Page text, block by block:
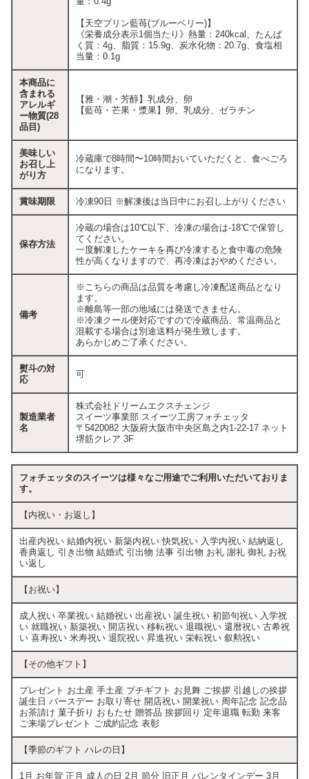
【天空プリン藍苺(ブルーベリー)】
《栄養成分表示1個当たり》熱量：240kcal、たんぱ
く質：4g、脂質：15.9g、炭水化物：20.7g、食塩相
当量：0.1g
本商品に
含まれる
アレルギ
ー物質(28
品目)
【雅・潮・芳醇】乳成分、卵
【藍苺・芒果・漿果】卵、乳成分、ゼラチン
美味しい
お召し上
がり方
冷蔵庫で8時間〜10時間おいていただくと、食べごろ
になります。
賞味期限 冷凍90日 ※解凍後は当日中にお召し上がりください
保存方法
冷蔵の場合は10℃以下、冷凍の場合は-18℃で保管し
てください。
一度解凍したケーキを再び冷凍すると食中毒の危険
性が高くなりますので、再冷凍はおやめください。
備考
※こちらの商品は品質を考慮し冷凍配送商品となり
ます。
※離島等一部の地域には発送できません。
※冷凍クール便対応ですので冷蔵商品、常温商品と
混載する場合は別途送料が発生致します。
あらかじめご了承ください。
熨斗の対
応
可
製造業者
名
株式会社ドリームエクスチェンジ
スイーツ事業部 スイーツ工房フォチェッタ
〒5420082 大阪府大阪市中央区島之内1-22-17 ネット
堺筋クレア 3F
フォチェッタのスイーツは様々なご用途でご利用いただいておりま
す。
【内祝い・お返し】
出産内祝い 結婚内祝い 新築内祝い 快気祝い 入学内祝い 結納返し
香典返し 引き出物 結婚式 引出物 法事 引出物 お礼 謝礼 御礼 お祝
い返し
【お祝い】
成人祝い 卒業祝い 結婚祝い 出産祝い 誕生祝い 初節句祝い 入学祝
い 就職祝い 新築祝い 開店祝い 移転祝い 退職祝い 還暦祝い 古希祝
い 喜寿祝い 米寿祝い 退院祝い 昇進祝い 栄転祝い 叙勲祝い
【その他ギフト】
プレゼント お土産 手土産 プチギフト お見舞 ご挨拶 引越しの挨拶
誕生日 バースデー お取り寄せ 開店祝い 開業祝い 周年記念 記念品
お茶請け 菓子折り おもたせ 贈答品 挨拶回り 定年退職 転勤 来客
ご来場プレゼント ご成約記念 表彰
【季節のギフト ハレの日】
1月 お年賀 正月 成人の日 2月 節分 旧正月 バレンタインデー 3月